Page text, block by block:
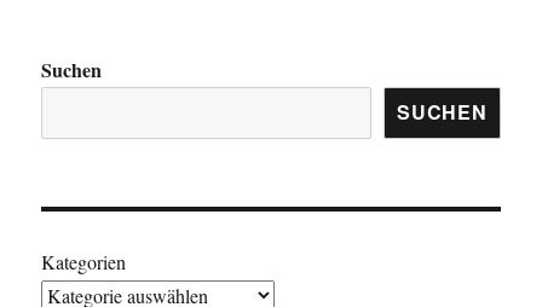
Suchen
SUCHEN
Kategorien